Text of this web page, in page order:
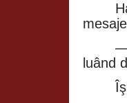
—
luând